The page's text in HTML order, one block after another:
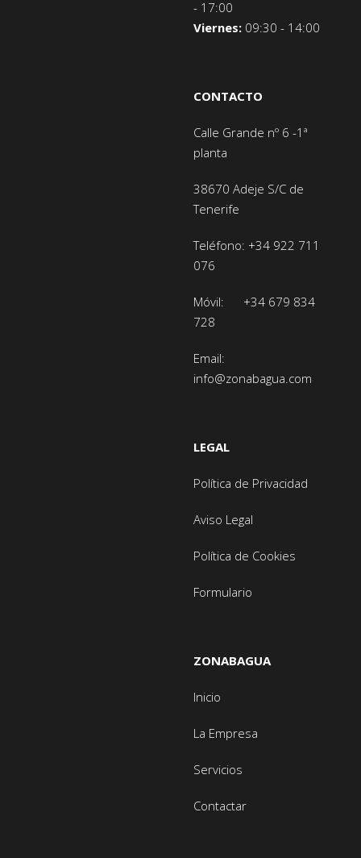
- 17:00
Viernes: 09:30 - 14:00
CONTACTO
Calle Grande nº 6 -1ª
planta
38670 Adeje S/C de
Tenerife
Teléfono: +34 922 711
076
Móvil: +34 679 834
728
Email:
info@zonabagua.com
LEGAL
Política de Privacidad
Aviso Legal
Política de Cookies
Formulario
ZONABAGUA
Inicio
La Empresa
Servicios
Contactar